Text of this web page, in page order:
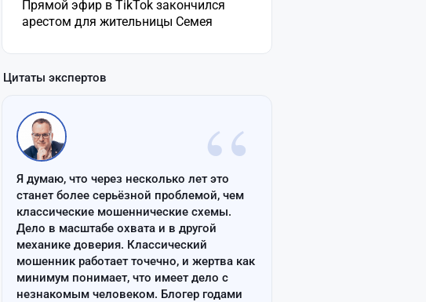
Прямой эфир в TikTok закончился
арестом для жительницы Семея
Цитаты экспертов
“
Я думаю, что через несколько лет это
станет более серьёзной проблемой, чем
классические мошеннические схемы.
Дело в масштабе охвата и в другой
механике доверия. Классический
мошенник работает точечно, и жертва как
минимум понимает, что имеет дело с
незнакомым человеком. Блогер годами